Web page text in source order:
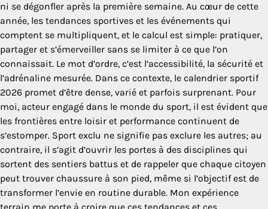
ni se dégonfler après la première semaine. Au cœur de cette
année, les tendances sportives et les événements qui
comptent se multipliquent, et le calcul est simple: pratiquer,
partager et s’émerveiller sans se limiter à ce que l’on
connaissait. Le mot d’ordre, c’est l’accessibilité, la sécurité et
l’adrénaline mesurée. Dans ce contexte, le calendrier sportif
2026 promet d’être dense, varié et parfois surprenant. Pour
moi, acteur engagé dans le monde du sport, il est évident que
les frontières entre loisir et performance continuent de
s’estomper. Sport exclu ne signifie pas exclure les autres; au
contraire, il s’agit d’ouvrir les portes à des disciplines qui
sortent des sentiers battus et de rappeler que chaque citoyen
peut trouver chaussure à son pied, même si l’objectif est de
transformer l’envie en routine durable. Mon expérience